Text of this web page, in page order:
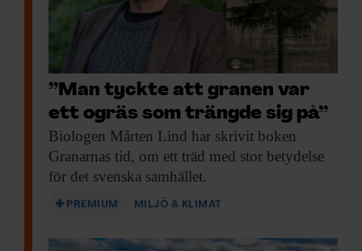
”Man tyckte att granen var
ett ogräs som trängde sig på”
Biologen Mårten Lind har skrivit boken
Granarnas tid, om ett träd med stor betydelse
för det svenska samhället.
PREMIUM MILJÖ & KLIMAT